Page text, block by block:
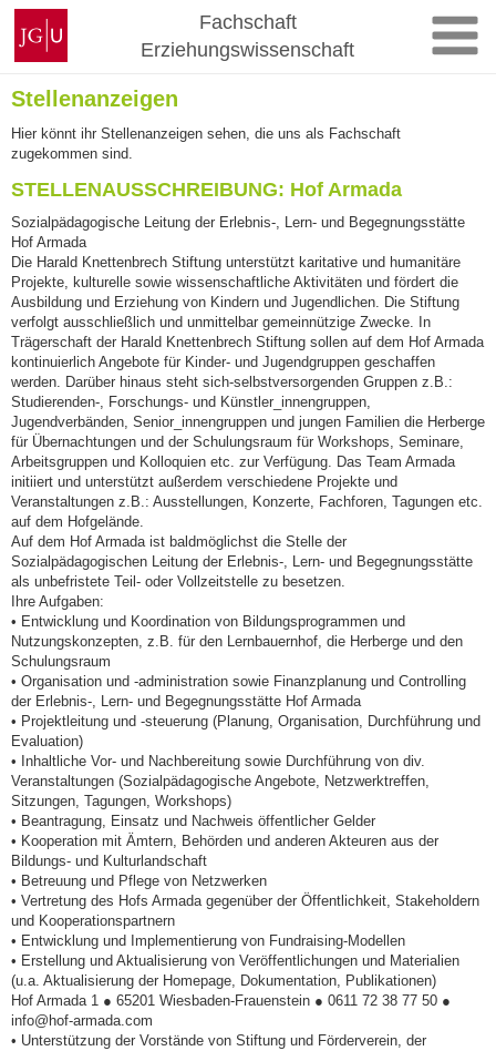
Zum
Inhalt
springen
Johannes
Gutenberg-
Universität
Mainz
Fachschaft
Erziehungswissenschaft
Stellenanzeigen
Hier könnt ihr Stellenanzeigen sehen, die uns als Fachschaft
zugekommen sind.
STELLENAUSSCHREIBUNG: Hof Armada
Sozialpädagogische Leitung der Erlebnis-, Lern- und Begegnungsstätte
Hof Armada
Die Harald Knettenbrech Stiftung unterstützt karitative und humanitäre
Projekte, kulturelle sowie wissenschaftliche Aktivitäten und fördert die
Ausbildung und Erziehung von Kindern und Jugendlichen. Die Stiftung
verfolgt ausschließlich und unmittelbar gemeinnützige Zwecke. In
Trägerschaft der Harald Knettenbrech Stiftung sollen auf dem Hof Armada
kontinuierlich Angebote für Kinder- und Jugendgruppen geschaffen
werden. Darüber hinaus steht sich-selbstversorgenden Gruppen z.B.:
Studierenden-, Forschungs- und Künstler_innengruppen,
Jugendverbänden, Senior_innengruppen und jungen Familien die Herberge
für Übernachtungen und der Schulungsraum für Workshops, Seminare,
Arbeitsgruppen und Kolloquien etc. zur Verfügung. Das Team Armada
initiiert und unterstützt außerdem verschiedene Projekte und
Veranstaltungen z.B.: Ausstellungen, Konzerte, Fachforen, Tagungen etc.
auf dem Hofgelände.
Auf dem Hof Armada ist baldmöglichst die Stelle der
Sozialpädagogischen Leitung der Erlebnis-, Lern- und Begegnungsstätte
als unbefristete Teil- oder Vollzeitstelle zu besetzen.
Ihre Aufgaben:
• Entwicklung und Koordination von Bildungsprogrammen und
Nutzungskonzepten, z.B. für den Lernbauernhof, die Herberge und den
Schulungsraum
• Organisation und -administration sowie Finanzplanung und Controlling
der Erlebnis-, Lern- und Begegnungsstätte Hof Armada
• Projektleitung und -steuerung (Planung, Organisation, Durchführung und
Evaluation)
• Inhaltliche Vor- und Nachbereitung sowie Durchführung von div.
Veranstaltungen (Sozialpädagogische Angebote, Netzwerktreffen,
Sitzungen, Tagungen, Workshops)
• Beantragung, Einsatz und Nachweis öffentlicher Gelder
• Kooperation mit Ämtern, Behörden und anderen Akteuren aus der
Bildungs- und Kulturlandschaft
• Betreuung und Pflege von Netzwerken
• Vertretung des Hofs Armada gegenüber der Öffentlichkeit, Stakeholdern
und Kooperationspartnern
• Entwicklung und Implementierung von Fundraising-Modellen
• Erstellung und Aktualisierung von Veröffentlichungen und Materialien
(u.a. Aktualisierung der Homepage, Dokumentation, Publikationen)
Hof Armada 1 ● 65201 Wiesbaden-Frauenstein ● 0611 72 38 77 50 ●
info@hof-armada.com
• Unterstützung der Vorstände von Stiftung und Förderverein, der